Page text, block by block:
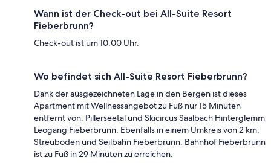
Wann ist der Check-out bei All-Suite Resort
Fieberbrunn?
Check-out ist um 10:00 Uhr.
Wo befindet sich All-Suite Resort Fieberbrunn?
Dank der ausgezeichneten Lage in den Bergen ist dieses
Apartment mit Wellnessangebot zu Fuß nur 15 Minuten
entfernt von: Pillerseetal und Skicircus Saalbach Hinterglemm
Leogang Fieberbrunn. Ebenfalls in einem Umkreis von 2 km:
Streuböden und Seilbahn Fieberbrunn. Bahnhof Fieberbrunn
ist zu Fuß in 29 Minuten zu erreichen.